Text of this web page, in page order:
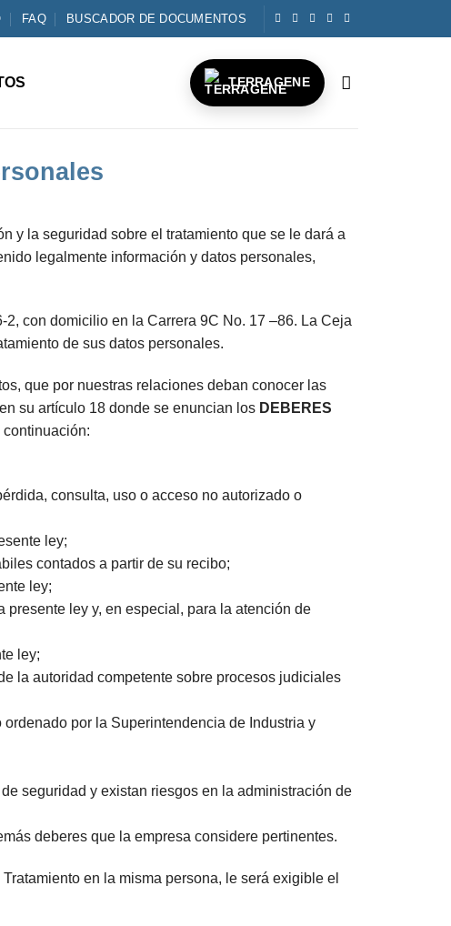
FAQ BUSCADOR DE DOCUMENTOS
TERRAGENE
y la seguridad sobre el tratamiento que se le dará a
legalmente información y datos personales,
con domicilio en la Carrera 9C No. 17 –86. La Ceja
de sus datos personales.
que por nuestras relaciones deban conocer las
su artículo 18 donde se enuncian los DEBERES
consulta, uso o acceso no autorizado o
ley;
contados a partir de su recibo;
ley;
ley y, en especial, para la atención de
ley;
la autoridad competente sobre procesos judiciales
por la Superintendencia de Industria y
seguridad y existan riesgos en la administración de
deberes que la empresa considere pertinentes.
en la misma persona, le será exigible el